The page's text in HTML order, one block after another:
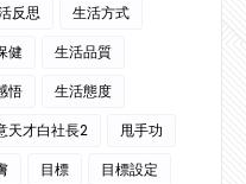
反思
生活方式
健
生活品質
悟
生活態度
天才白社長2
甩手功
目標
目標設定